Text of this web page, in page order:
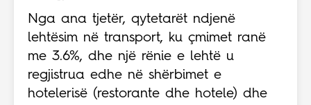
Nga ana tjetër, qytetarët ndjenë
lehtësim në transport, ku çmimet ranë
me 3.6%, dhe një rënie e lehtë u
regjistrua edhe në shërbimet e
hotelerisë (restorante dhe hotele) dhe